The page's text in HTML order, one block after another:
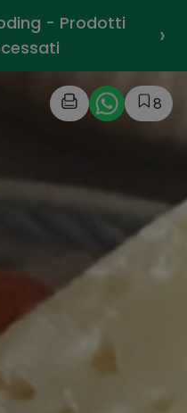
- Prodotti
›
8